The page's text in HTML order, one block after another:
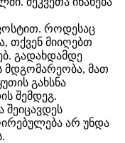
როდესაც
თქვენ მიიღებთ
გადახდამდე
მდგომარეობა, მათ
გახსნა
შემდეგ.
არ უნდა